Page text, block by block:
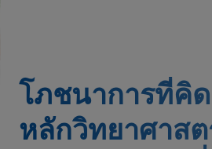
โภชนาการที่คิ
หลักวิทยาศาสต